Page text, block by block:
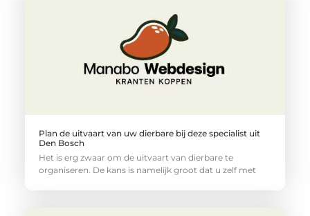
Plan de uitvaart van uw dierbare bij deze specialist uit
Den Bosch
Het is erg zwaar om de uitvaart van dierbare te
organiseren. De kans is namelijk groot dat u zelf met